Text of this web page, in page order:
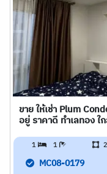
ขาย ให้เช่า Plum
อยู่ ราคาดี ทำเลทอง
1 1
MC08-0179